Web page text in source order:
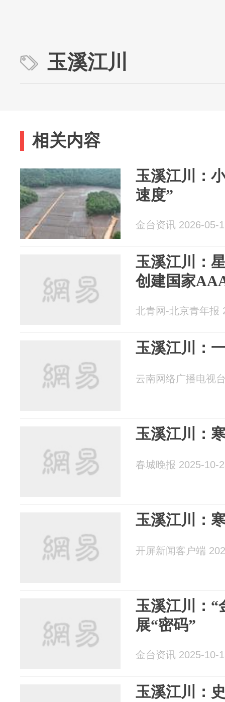
玉溪江川
相关内容
玉溪江川：
速度”
金台资讯 2026-05-
玉溪江川：
创建国家
北青网-北京青年报
玉溪江川：
云南网络广播电视
玉溪江川：
春城晚报 2025-10-
玉溪江川：
开屏新闻客户端
玉溪江川：“
展“密码”
金台资讯 2025-10-
玉溪江川：